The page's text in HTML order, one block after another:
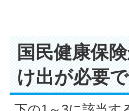
国民健康保
け出が必要